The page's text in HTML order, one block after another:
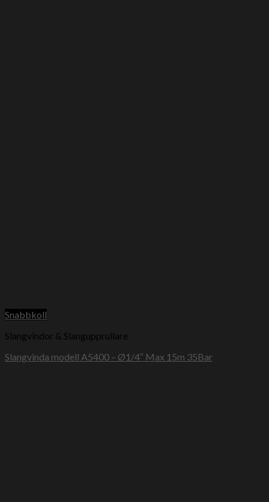
Snabbkoll
Slangvindor & Slangupprullare
Slangvinda modell A5400 – Ø1/4″ Max 15m 35Bar